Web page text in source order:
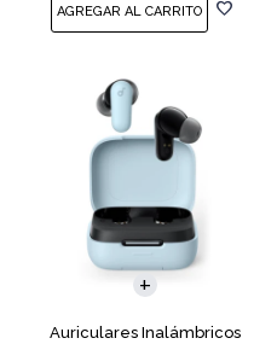
Auriculares Inalámbricos